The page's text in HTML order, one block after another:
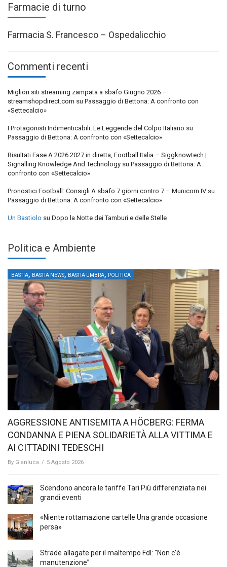
Farmacie di turno
Farmacia S. Francesco – Ospedalicchio
Commenti recenti
Migliori siti streaming zampata a sbafo Giugno 2026 –
streamshopdirect.com su Passaggio di Bettona: A confronto con
«Settecalcio»
I Protagonisti Indimenticabili: Le Leggende del Colpo Italiano su
Passaggio di Bettona: A confronto con «Settecalcio»
Risultati Fase A 2026 2027 in diretta, Football Italia – Siggknowtech |
Signalling Knowledge And Technology su Passaggio di Bettona: A
confronto con «Settecalcio»
Pronostici Football: Consigli A sbafo 7 giorni contro 7 – Municorn IV su
Passaggio di Bettona: A confronto con «Settecalcio»
Un Bastiolo su Dopo la Notte dei Tamburi e delle Stelle
Politica e Ambiente
BASTIA, BASTIA NEWS, BASTIA UMBRA, POLITICA
AGGRESSIONE ANTISEMITA A HÖCBERG: FERMA
CONDANNA E PIENA SOLIDARIETÀ ALLA VITTIMA E
AI CITTADINI TEDESCHI
By Gianluca / 5 Agosto 2026
Scendono ancora le tariffe Tari Più differenziata nei
grandi eventi
«Niente rottamazione cartelle Una grande occasione
persa»
Strade allagate per il maltempo FdI: “Non c’è
manutenzione”